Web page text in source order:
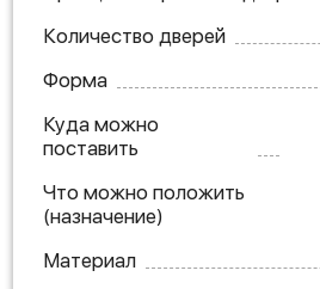
Количество дверей
Форма
Куда можно
поставить
Что можно положить
(назначение)
Материал